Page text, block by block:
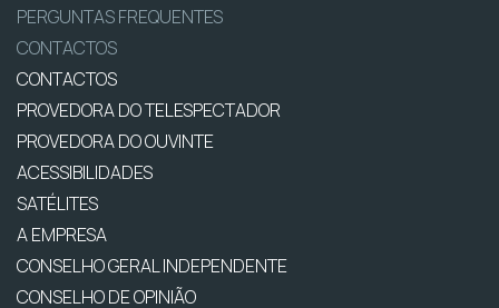
PERGUNTAS FREQUENTES
CONTACTOS
CONTACTOS
PROVEDORA DO TELESPECTADOR
PROVEDORA DO OUVINTE
ACESSIBILIDADES
SATÉLITES
A EMPRESA
CONSELHO GERAL INDEPENDENTE
CONSELHO DE OPINIÃO